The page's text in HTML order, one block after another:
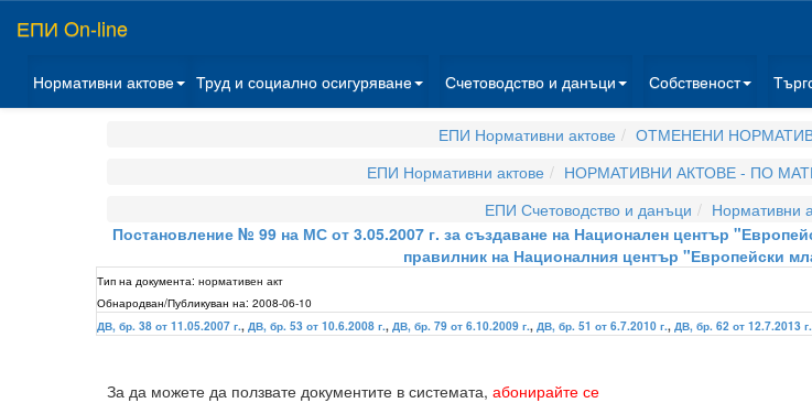
ЕПИ On-line
Нормативни актове Труд и социално осигуряване Счетоводство и данъци Собственост
ЕПИ Нормативни актове ОТМЕНЕНИ
ЕПИ Нормативни актове
НОРМАТИВНИ АКТОВЕ - ПО
ЕПИ Счетоводство и данъци
Нормативни
Постановление № 99 на МС от 3.05.2007 г. за създаване на Национален център
правилник на Националния център "Европейски
Тип на документа: нормативен акт
Обнародван/Публикуван на: 2008-06-10
ДВ, бр. 38 от 11.05.2007 г., ДВ, бр. 53 от 10.6.2008 г., ДВ, бр. 79 от 6.10.2009 г., ДВ, бр. 51 от 6.7.2010 г., ДВ, бр. 62 от 12.7.2013 г.
За да можете да ползвате документите в системата, абонирайте се